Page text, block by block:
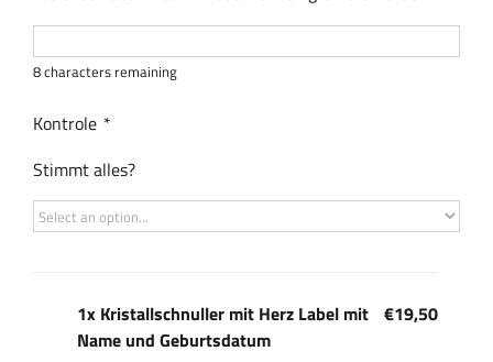
8characters remaining
Kontrole *
Stimmt alles?
1x Kristallschnuller mit Herz Label mit
Name und Geburtsdatum
€19,50